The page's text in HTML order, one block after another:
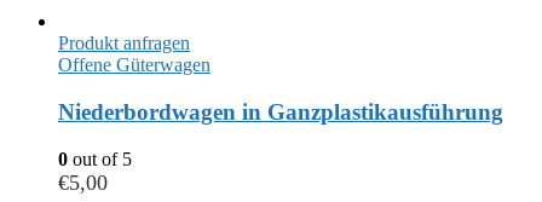
Produkt anfragen
Offene Güterwagen
Niederbordwagen in Ganzplastikausführung
0 out of 5
€5,00